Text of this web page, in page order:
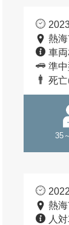
熱
車
準
死亡
35
熱
人